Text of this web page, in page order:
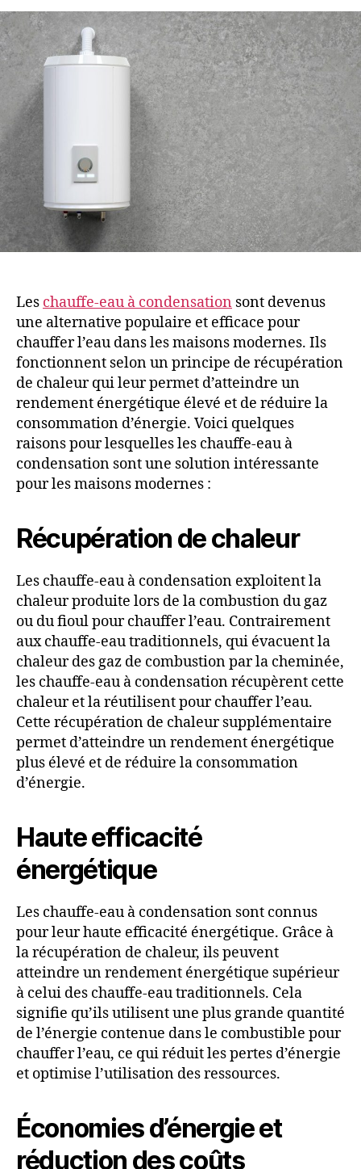
Les chauffe-eau à condensation sont devenus
une alternative populaire et efficace pour
chauffer l’eau dans les maisons modernes. Ils
fonctionnent selon un principe de récupération
de chaleur qui leur permet d’atteindre un
rendement énergétique élevé et de réduire la
consommation d’énergie. Voici quelques
raisons pour lesquelles les chauffe-eau à
condensation sont une solution intéressante
pour les maisons modernes :
Récupération de chaleur
Les chauffe-eau à condensation exploitent la
chaleur produite lors de la combustion du gaz
ou du fioul pour chauffer l’eau. Contrairement
aux chauffe-eau traditionnels, qui évacuent la
chaleur des gaz de combustion par la cheminée,
les chauffe-eau à condensation récupèrent cette
chaleur et la réutilisent pour chauffer l’eau.
Cette récupération de chaleur supplémentaire
permet d’atteindre un rendement énergétique
plus élevé et de réduire la consommation
d’énergie.
Haute efficacité
énergétique
Les chauffe-eau à condensation sont connus
pour leur haute efficacité énergétique. Grâce à
la récupération de chaleur, ils peuvent
atteindre un rendement énergétique supérieur
à celui des chauffe-eau traditionnels. Cela
signifie qu’ils utilisent une plus grande quantité
de l’énergie contenue dans le combustible pour
chauffer l’eau, ce qui réduit les pertes d’énergie
et optimise l’utilisation des ressources.
Économies d’énergie et
réduction des coûts